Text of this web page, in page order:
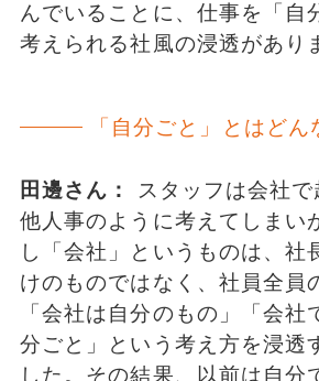
んでいることに、仕事を「自
考えられる社風の浸透があり
「自分ごと」とはどん
田邊さん：
スタッフは会社で
他人事のように考えてしまい
し「会社」というものは、社
けのものではなく、社員全員
「会社は自分のもの」「会社
分ごと」という考え方を浸透
した。その結果、以前は自分